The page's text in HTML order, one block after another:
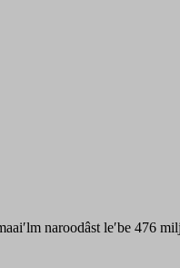
naroodâst leʹbe 476